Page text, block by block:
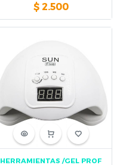
$ 2.500
HERRAMIENTAS /GEL PROF